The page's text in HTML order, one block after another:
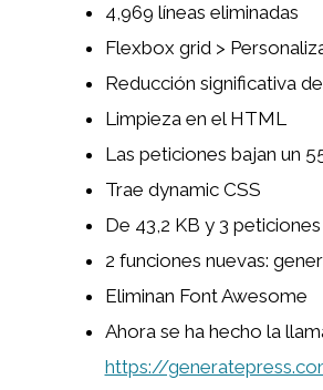
4,969 líneas eliminadas
Flexbox grid >
Reducción significativa
Limpieza en el HTML
Las peticiones bajan un
Trae dynamic CSS
De 43,2 KB y 3
2 funciones nuevas:
Eliminan Font Awesome
Ahora se ha hecho la
https://